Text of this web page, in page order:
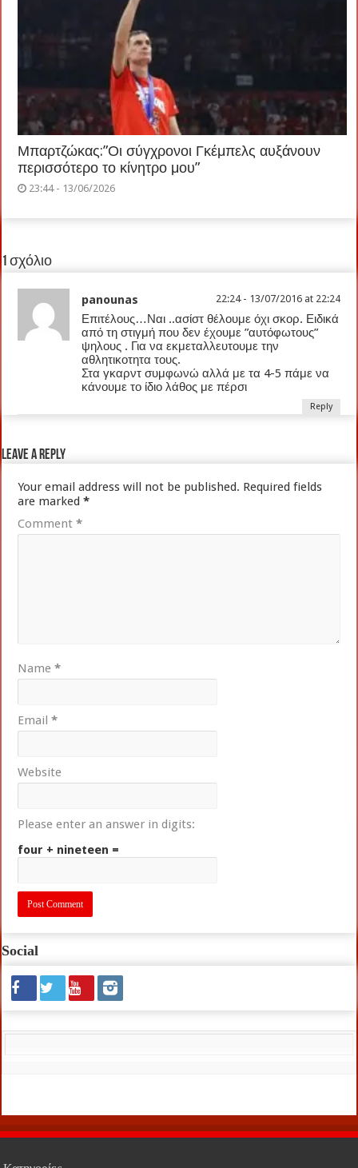
Μπαρτζώκας:”Οι σύγχρονοι Γκέμπελς αυξάνουν
περισσότερο το κίνητρο μου”
23:44 - 13/06/2026
1 σχόλιο
panounas 22:24 - 13/07/2016 at 22:24
Επιτέλους…Ναι ..ασίστ θέλουμε όχι σκορ. Ειδικά
από τη στιγμή που δεν έχουμε ”αυτόφωτους”
ψηλους . Για να εκμεταλλευτουμε την
αθλητικοτητα τους.
Στα γκαρντ συμφωνώ αλλά με τα 4-5 πάμε να
κάνουμε το ίδιο λάθος με πέρσι
Reply
Leave a Reply
Your email address will not be published. Required fields
are marked*
Comment*
Name*
Email*
Website
Please enter an answer in digits:
four + nineteen =
Social